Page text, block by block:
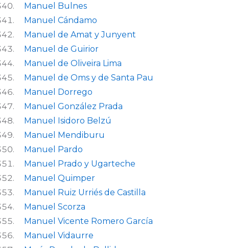
Manuel Bulnes
Manuel Cándamo
Manuel de Amat y Junyent
Manuel de Guirior
Manuel de Oliveira Lima
Manuel de Oms y de Santa Pau
Manuel Dorrego
Manuel González Prada
Manuel Isidoro Belzú
Manuel Mendiburu
Manuel Pardo
Manuel Prado y Ugarteche
Manuel Quimper
Manuel Ruiz Urriés de Castilla
Manuel Scorza
Manuel Vicente Romero García
Manuel Vidaurre